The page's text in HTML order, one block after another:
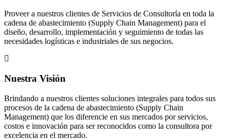
Proveer a nuestros clientes de Servicios de Consultoría en toda la
cadena de abastecimiento (Supply Chain Management) para el
diseño, desarrollo, implementación y seguimiento de todas las
necesidades logísticas e industriales de sus negocios.
Nuestra Visión
Brindando a nuestros clientes soluciones integrales para todos sus
procesos de la cadena de abastecimiento (Supply Chain
Management) que los diferencie en sus mercados por servicios,
costos e innovación para ser reconocidos como la consultora por
excelencia en el mercado.